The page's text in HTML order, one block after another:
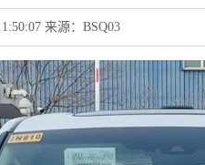
来源：BSQ03